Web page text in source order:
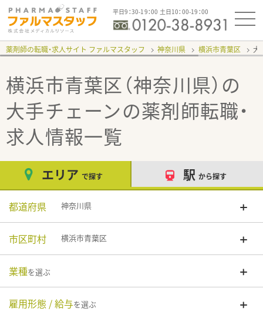
平日9：30-19：00 土日10：00-19：00
薬剤師の転職・求人サイト ファルマスタッフ 神奈川県 横浜市青葉区 大
横浜市青葉区（神奈川県）の
大手チェーンの薬剤師転職・
求人情報一覧
エリア で探す 駅 から探す
都道府県 神奈川県
市区町村 横浜市青葉区
業種を選ぶ
雇用形態 / 給与を選ぶ